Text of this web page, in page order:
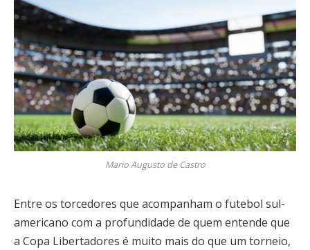
Mario Augusto de Castro
Entre os torcedores que acompanham o futebol sul-
americano com a profundidade de quem entende que
a Copa Libertadores é muito mais do que um torneio,